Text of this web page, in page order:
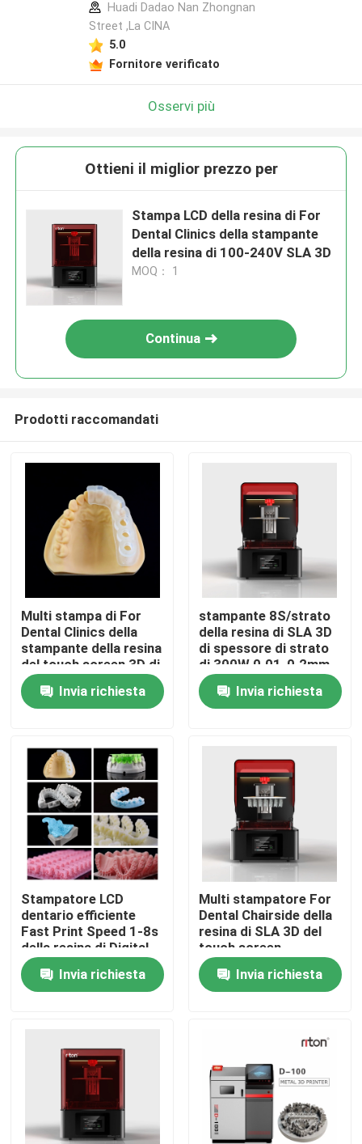
Casa
Chi siamo
Fatory Tour
Controllo di qualità
Contattaci
notizie
Stampante del metallo 3D del laser
Stampante dentaria del metallo 3D
Huadi Dadao Nan Zhongnan
Street ,La CINA
5.0
Fornitore verificato
Osservi più
Ottieni il miglior prezzo per
Stampa LCD della resina di For
Dental Clinics della stampante
della resina di 100-240V SLA 3D
MOQ： 1
Continua
Prodotti raccomandati
Multi stampa di For
Dental Clinics della
stampante della resina
del touch screen 3D di
vista a 5 pollici di HD
Invia richiesta
stampante 8S/strato
della resina di SLA 3D
di spessore di strato
di 300W 0.01-0.2mm
Invia richiesta
Stampatore LCD
dentario efficiente
Fast Print Speed 1-8s
della resina di Digital
SLA 3D per strato
Invia richiesta
Multi stampatore For
Dental Chairside della
resina di SLA 3D del
touch screen
Invia richiesta